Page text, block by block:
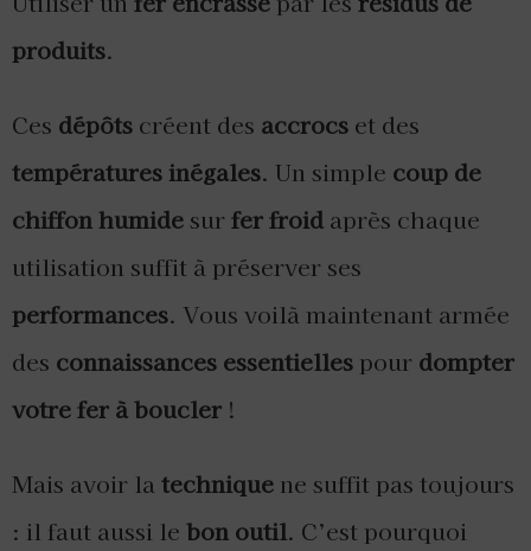
produits.
Ces dépôts créent des accrocs et des
températures inégales. Un simple coup de
chiffon humidesurfer froid après chaque
utilisation suffit à préserver ses
performances. Vous voilà maintenant armée
des connaissances essentielles pour dompter
votre fer à boucler !
Mais avoir la technique ne suffit pas toujours
: il faut aussi le bon outil. C’est pourquoi